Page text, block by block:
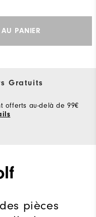
PANIER
Gratuits
offerts au-delà de 99€
pièces